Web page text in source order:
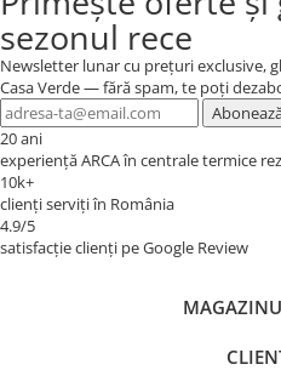
condiții normale de
sezonul rece
Newsletter lunar cu prețuri exclusive,
Casa Verde — fără spam, te poți
20 ani
experiență ARCA în centrale termice
10k+
clienți serviți în România
4.9/5
satisfacție clienți pe Google Review